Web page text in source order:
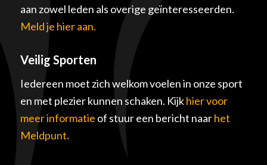
aan zowel leden als overige geïnteresseerden.
Meld je hier aan.
Veilig Sporten
Iedereen moet zich welkom voelen in onze sport
en met plezier kunnen schaken. Kijkhier voor
meer informatie of stuur een bericht naarhet
Meldpunt.